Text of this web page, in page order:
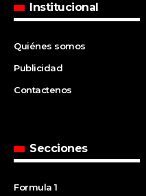
Institucional
Quiénes somos
Publicidad
Contactenos
Secciones
Formula 1